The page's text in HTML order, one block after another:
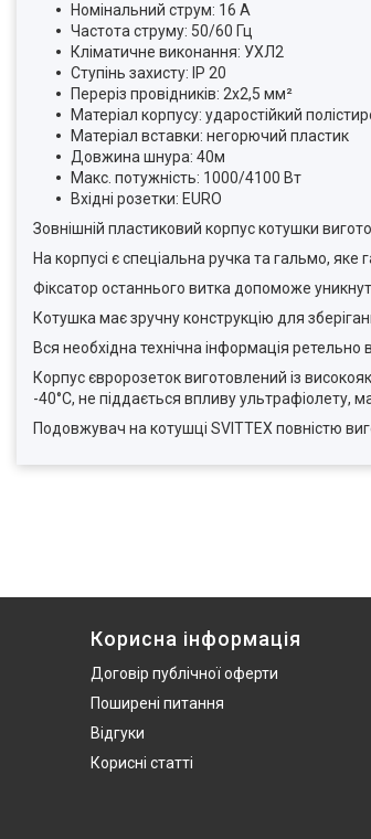
Номінальний струм: 16 А
Частота струму: 50/60 Гц
Кліматичне виконання: УХЛ2
Ступінь захисту: IP 20
Переріз провідників: 2х2,5 мм²
Матеріал корпусу: ударостійкий
Матеріал вставки: негорючий пластик
Довжина шнура: 40м
Макс. потужність: 1000/4100 Вт
Вхідні розетки: EURO
Зовнішній пластиковий корпус котушки
На корпусі є спеціальна ручка та гальмо,
Фіксатор останнього витка допоможе
Котушка має зручну конструкцію для
Вся необхідна технічна інформація ретельно
Корпус євророзеток виготовлений із
-40°C, не піддається впливу ультрафіолету,
Подовжувач на котушці SVITTEX повністю
Корисна інформація
Договір публічної оферти
Поширені питання
Відгуки
Корисні статті